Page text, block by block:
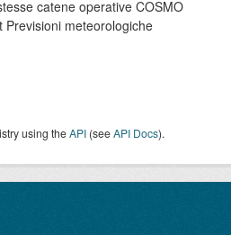
catene operative COSMO
meteorologiche
using theAPI (seeAPI Docs).